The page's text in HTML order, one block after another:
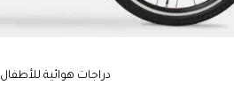
دراجات هوائية للأطفال